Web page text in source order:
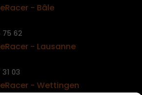
- Bâle
75 62
- Lausanne
03
- Wettingen